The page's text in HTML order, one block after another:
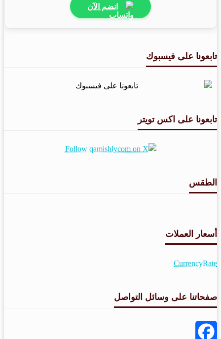
انضم الآن
تابعونا على فيسبوك
تابعونا على اكس تويتر
الطقس
أسعار العملات
CurrencyRate
صفحاتنا على وسائل التواصل